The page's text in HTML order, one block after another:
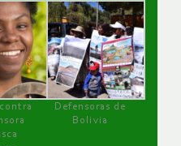
Defensoras de
Bolivia